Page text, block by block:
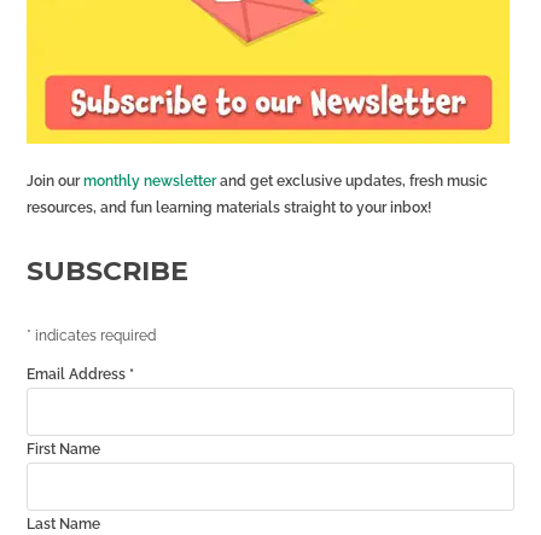
Join ourmonthly newsletterand get exclusive updates, fresh music
resources, and fun learning materials straight to your inbox!
SUBSCRIBE
* indicates required
Email Address *
First Name
Last Name